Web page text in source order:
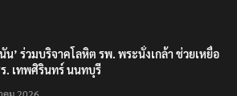
น’ ร่วมบริจาคโลหิต รพ. พระนั่งเกล้า ช่วยเหยื่อ
ร. เทพศิรินทร์ นนทบุรี